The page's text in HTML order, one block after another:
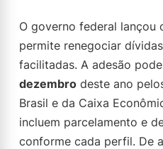
O governo federal lançou
permite renegociar
facilitadas. A adesão
dezembro deste ano
Brasil e da Caixa
incluem parcelamento e
conforme cada perfil. De